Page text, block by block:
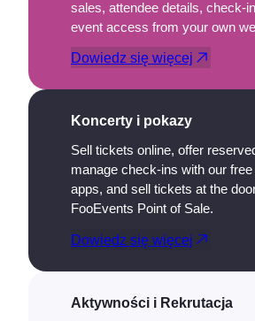
sales, attendee details, check-
event access from your own
Dowiedz się więcej
Koncerty i pokazy
Sell tickets online, offer
manage check-ins with our
apps, and sell tickets at the
FooEvents Point of Sale.
Dowiedz się więcej
Aktywności i Rekrutacja